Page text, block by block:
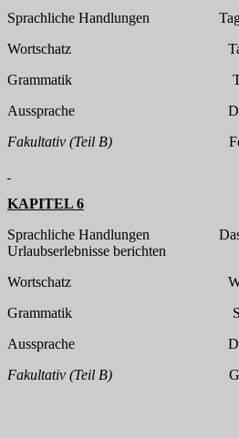
Sprachliche Handlungen
Wortschatz Tagesablauf ·
Grammatik Trennbare und
Aussprache Der
Fakultativ (Teil B) Fernsehen im
KAPITEL 6
Sprachliche Handlungen Das Wetter
Urlaubserlebnisse berichten
Wortschatz Wetter ·
Grammatik Satzverbindungen:
Aussprache Der
Fakultativ (Teil B) Grafik: